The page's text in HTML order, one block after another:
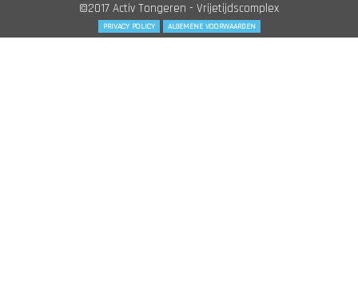
©2017 Activ Tongeren - Vrijetijdscomplex
PRIVACY POLICY ALGEMENE VOORWAARDEN